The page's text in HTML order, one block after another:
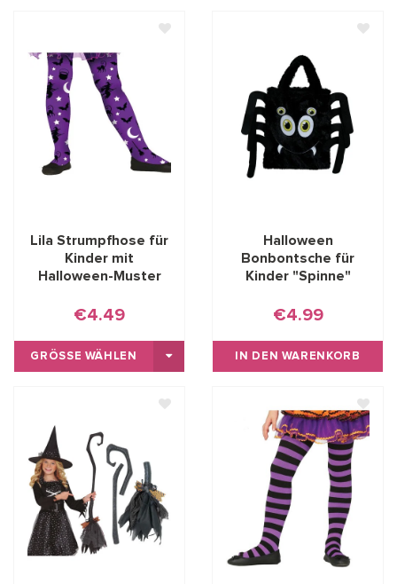
Lila Strumpfhose für
Kinder mit
Halloween-Muster
€4.49
GRÖSSE WÄHLEN
Halloween
Bonbontsche für
Kinder "Spinne"
€4.99
IN DEN WARENKORB